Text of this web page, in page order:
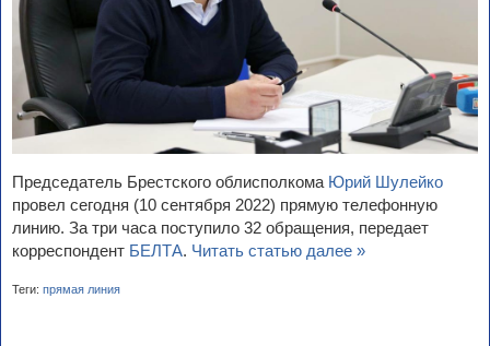
Председатель Брестского облисполкома Юрий Шулейко
провел сегодня (10 сентября 2022) прямую телефонную
линию. За три часа поступило 32 обращения, передает
корреспондент БЕЛТА. Читать статью далее »
Теги: прямая линия